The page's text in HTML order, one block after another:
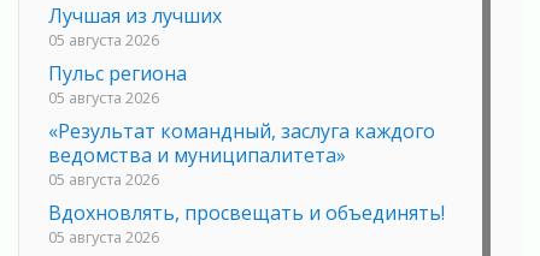
Лучшая из лучших
05 августа 2026
Пульс региона
05 августа 2026
«Результат командный, заслуга каждого
ведомства и муниципалитета»
05 августа 2026
Вдохновлять, просвещать и объединять!
05 августа 2026